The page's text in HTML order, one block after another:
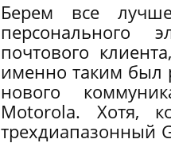
Берем все
персонального
почтового
именно таким был
нового
Motorola. Хотя,
трехдиапазонный